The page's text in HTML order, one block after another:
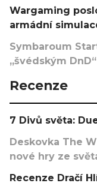
Wargaming
armádní
Symbaroum
„švédským
Recenze
7 Divů světa:
Deskovka The
nové hry ze
Recenze Dračí